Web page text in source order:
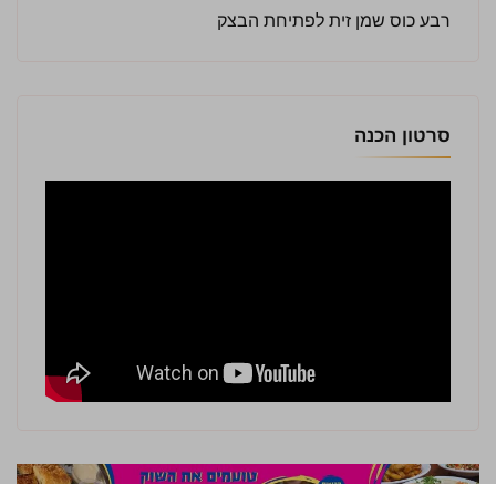
רבע כוס שמן זית לפתיחת הבצק
סרטון הכנה